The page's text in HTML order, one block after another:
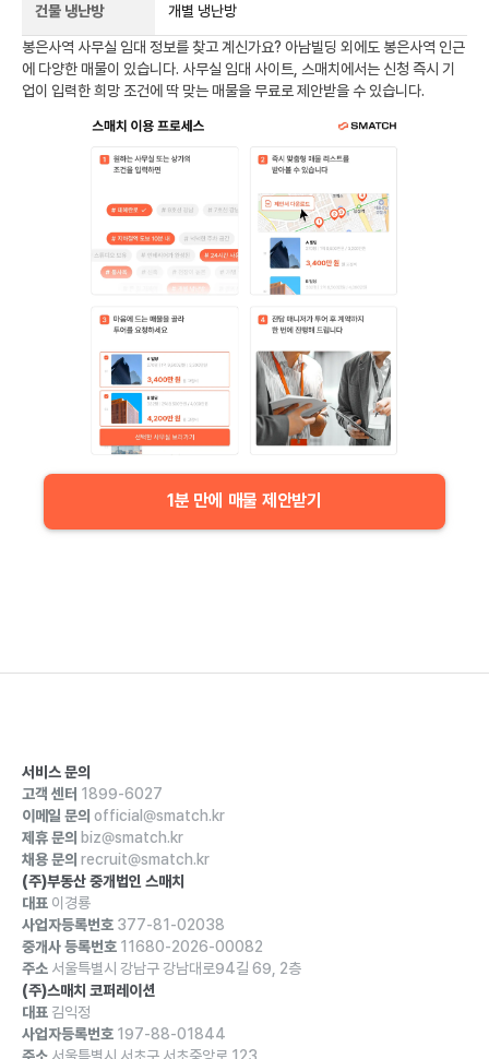
건물 냉난방 개별 냉난방
봉은사역 사무실 임대 정보를 찾고 계신가요? 아남빌딩 외에도 봉은사역 인근
에 다양한 매물이 있습니다. 사무실 임대 사이트, 스매치에서는 신청 즉시 기
업이 입력한 희망 조건에 딱 맞는 매물을 무료로 제안받을 수 있습니다.
1분 만에 매물 제안받기
서비스 문의
고객 센터 1899-6027
이메일 문의 official@smatch.kr
제휴 문의 biz@smatch.kr
채용 문의 recruit@smatch.kr
(주)부동산 중개법인 스매치
대표 이경룡
사업자등록번호 377-81-02038
중개사 등록번호 11680-2026-00082
주소 서울특별시 강남구 강남대로94길 69, 2층
(주)스매치 코퍼레이션
대표 김익정
사업자등록번호 197-88-01844
주소 서울특별시 서초구 서초중앙로 123